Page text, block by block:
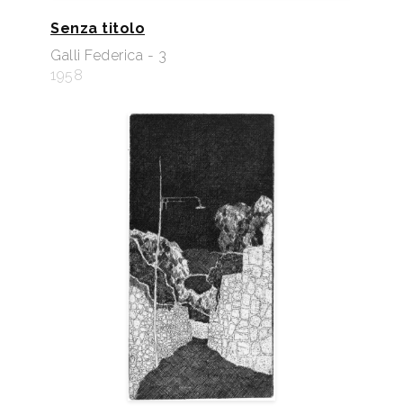
Senza titolo
Galli Federica - 3
1958